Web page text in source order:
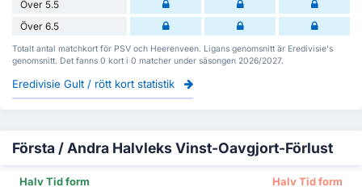
Över 5.5
Över 6.5
Totalt antal matchkort för PSV och Heerenveen. Ligans genomsnitt är Eredivisie's
genomsnitt. Det fanns 0 kort i 0 matcher under säsongen 2026/2027.
Eredivisie Gult / rött kort statistik
Första / Andra Halvleks Vinst-Oavgjort-Förlust
Halv Tid form Halv Tid form